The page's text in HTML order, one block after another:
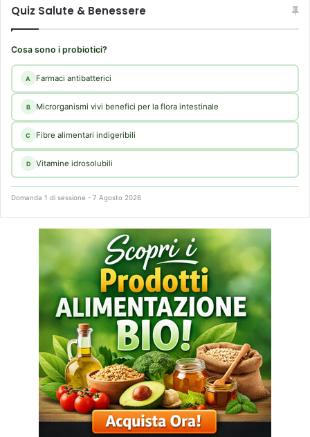
Quiz Salute & Benessere
Cosa sono i probiotici?
A Farmaci antibatterici
B Microrganismi vivi benefici per la flora intestinale
C Fibre alimentari indigeribili
D Vitamine idrosolubili
Domanda 1 di sessione - 7 Agosto 2026